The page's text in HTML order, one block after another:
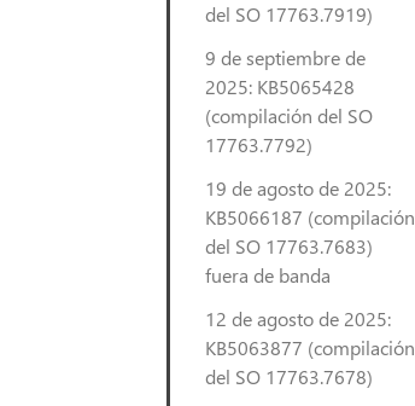
del SO 17763.7919)
9 de septiembre de
2025: KB5065428
(compilación del SO
17763.7792)
19 de agosto de 2025:
KB5066187 (compilación
del SO 17763.7683)
fuera de banda
12 de agosto de 2025:
KB5063877 (compilación
del SO 17763.7678)